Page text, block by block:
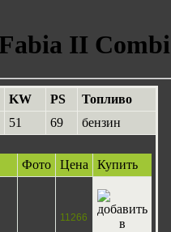
II Combi
KW PS Топливо
51 69 бензин
Фото Цена Купить
11266